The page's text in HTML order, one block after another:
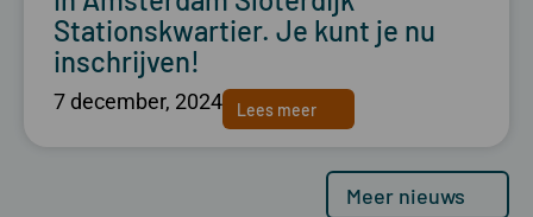
Stationskwartier. Je kunt je nu
inschrijven!
7 december, 2024 Lees meer
Meer nieuws